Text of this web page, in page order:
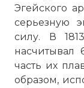
Эгейского
серьезную
силу. В
насчитывал
часть их
образом,